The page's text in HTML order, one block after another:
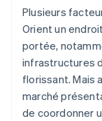
Plusieurs
Orient un
portée,
infrastructures
florissant. Mais
marché
de coordonner